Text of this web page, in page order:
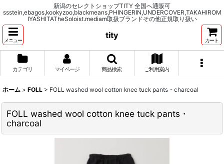
新潟のセレクトショップTITY 全国へ通販可
ssstein,ebagos,kookyzoo,blackmeans,PHINGERIN,UNDERCOVER,TAKAHIROM
IYASHITATheSoloist.mediam取扱ブランドその他正規取り扱い
メニュー
tity
カート
カテゴリ マイページ 商品検索 ご利用案内
ホーム > FOLL > FOLL washed wool cotton knee tuck pants・charcoal
FOLL washed wool cotton knee tuck pants・
charcoal